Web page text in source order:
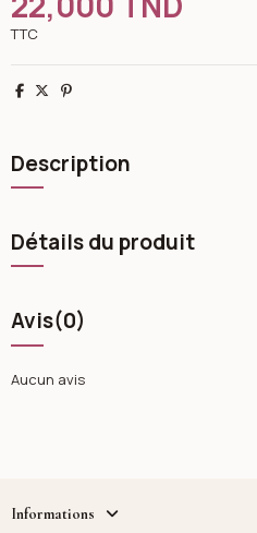
TTC
Partager
TweetPinterest
Description
Détails du produit
Avis(0)
Aucun avis
Informations